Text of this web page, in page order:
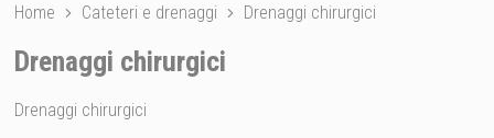
Home Cateteri e drenaggi Drenaggi chirurgici
Drenaggi chirurgici
Drenaggi chirurgici